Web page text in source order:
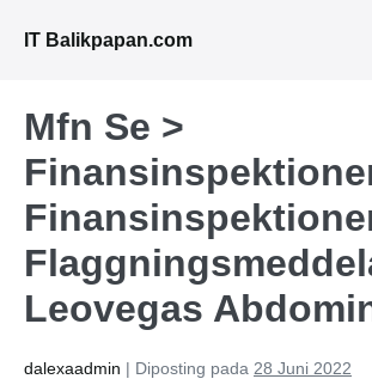
IT Balikpapan.com
Mfn Se >
Leovegas
dalexaadmin | Diposting pada 28 Juni 2022